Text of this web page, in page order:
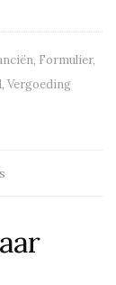
, Formulier,
, Vergoeding